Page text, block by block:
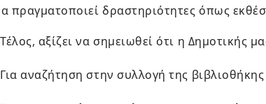
πραγματοποιεί δραστηριότητες όπως
Τέλος, αξίζει να σημειωθεί ότι η Δημοτικής
Για αναζήτηση στην συλλογή της